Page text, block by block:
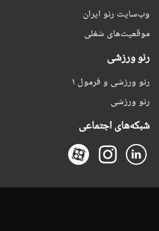
وب‌سایت رنو ایران
موقعیت‌های شغلی
رنو ورزشی
رنو ورزشی و فرمول ۱
رنو ورزشی
شبکه‌های اجتماعی